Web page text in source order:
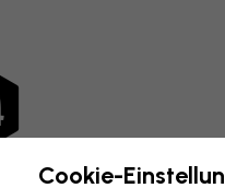
Cookie-